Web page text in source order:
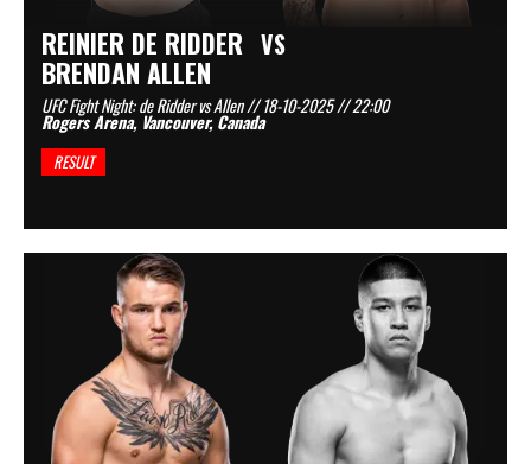
REINIER DE RIDDER VS
BRENDAN ALLEN
UFC Fight Night: de Ridder vs Allen // 18-10-2025 // 22:00
Rogers Arena, Vancouver, Canada
RESULT